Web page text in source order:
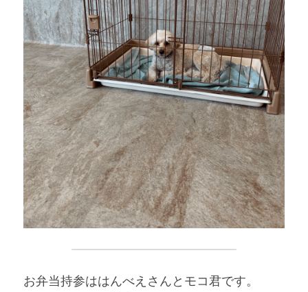
お弁当持参ははんべえさんとモコ君です。